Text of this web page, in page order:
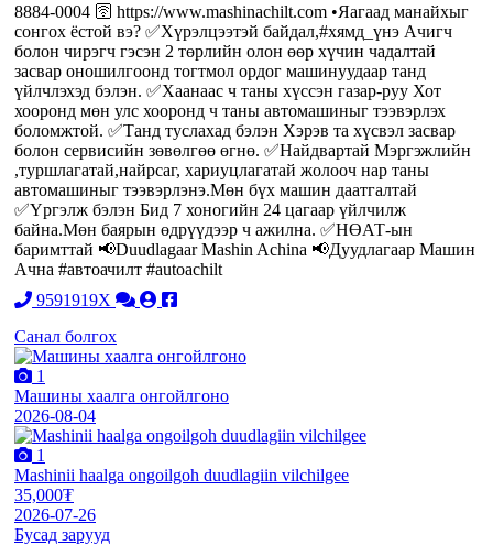
8884-0004 🛜 https://www.mashinachilt.com •Яагаад манайхыг
сонгох ёстой вэ? ✅Хүрэлцээтэй байдал,#хямд_үнэ Ачигч
болон чирэгч гэсэн 2 төрлийн олон өөр хүчин чадалтай
засвар оношилгоонд тогтмол ордог машинуудаар танд
үйлчлэхэд бэлэн. ✅Хаанаас ч таны хүссэн газар-руу Хот
хооронд мөн улс хооронд ч таны автомашиныг тээвэрлэх
боломжтой. ✅Танд туслахад бэлэн Хэрэв та хүсвэл засвар
болон сервисийн зөвөлгөө өгнө. ✅Найдвартай Мэргэжлийн
,туршлагатай,найрсаг, хариуцлагатай жолооч нар таны
автомашиныг тээвэрлэнэ.Мөн бүх машин даатгалтай
✅Үргэлж бэлэн Бид 7 хоногийн 24 цагаар үйлчилж
байна.Мөн баярын өдрүүдээр ч ажилна. ✅НӨАТ-ын
баримттай 📢Duudlagaar Mashin Achina 📢Дуудлагаар Машин
Ачна #автоачилт #autoachilt
9591919X
Санал болгох
1
Машины хаалга онгойлгоно
2026-08-04
1
Mashinii haalga ongoilgoh duudlagiin vilchilgee
35,000₮
2026-07-26
Бусад зарууд